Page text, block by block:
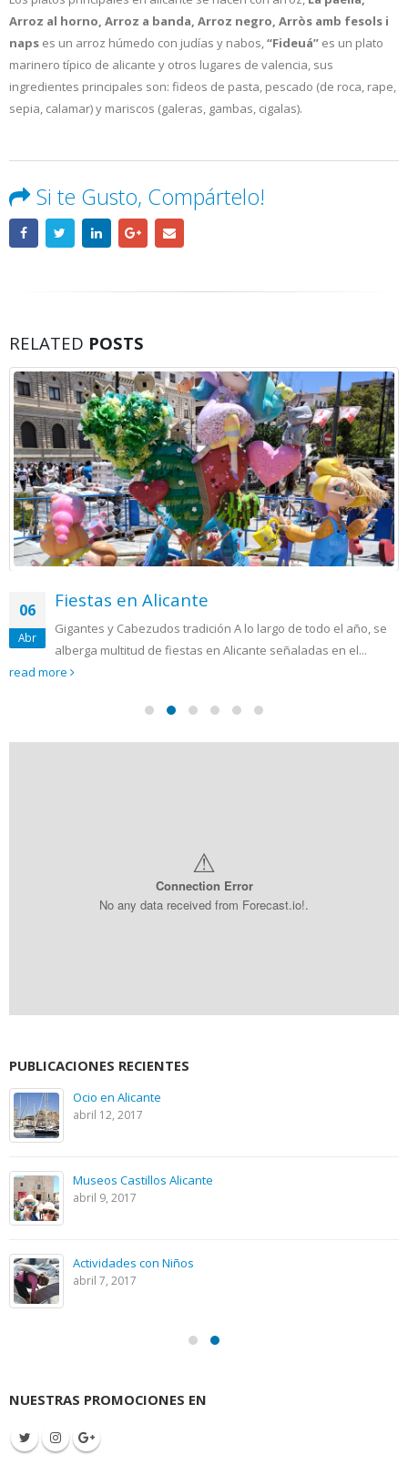
Arroz al horno, Arroz a banda, Arroz negro, Arròs amb fesols i
naps es un arroz húmedo con judías y nabos,“Fideuá” es un plato
marinero típico de alicante y otros lugares de valencia, sus
ingredientes principales son: fideos de pasta, pescado (de roca, rape,
sepia, calamar) y mariscos (galeras, gambas, cigalas).
Si te Gusto, Compártelo!
RELATED POSTS
06
Abr
Fiestas en Alicante
Gigantes y Cabezudos tradición A lo largo de todo el año, se
alberga multitud de fiestas en Alicante señaladas en el...
read more
⚠
Connection Error
No any data received from Forecast.io!.
PUBLICACIONES RECIENTES
Ocio en Alicante
abril 12, 2017
Museos Castillos Alicante
abril 9, 2017
Actividades con Niños
abril 7, 2017
NUESTRAS PROMOCIONES EN